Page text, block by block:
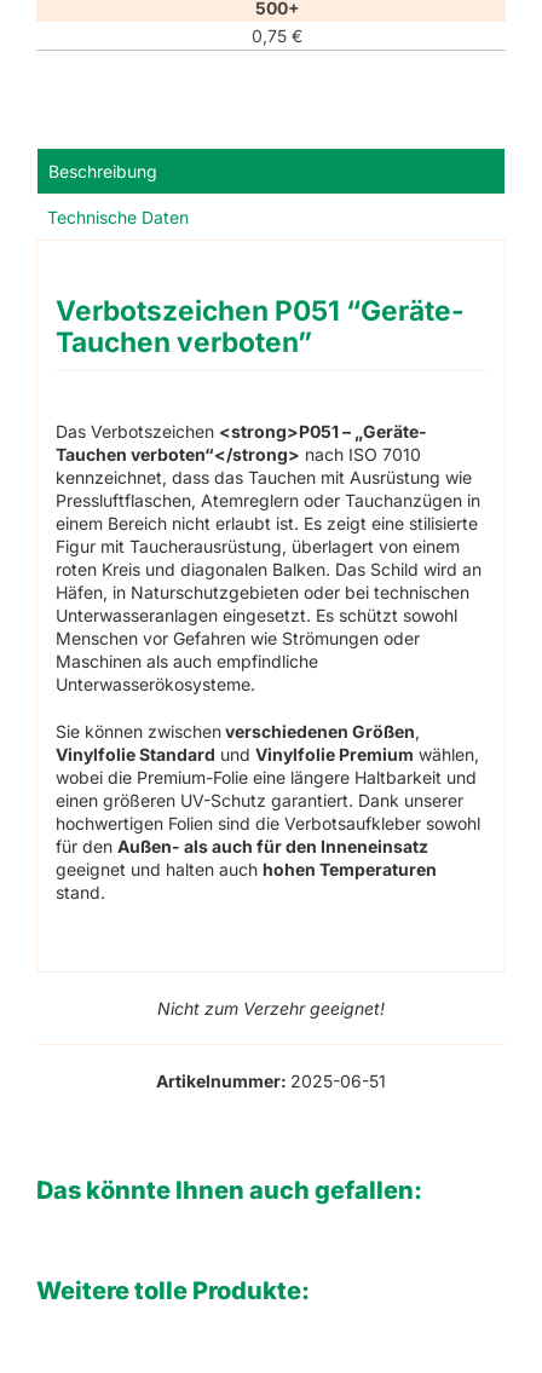
500+
0,75 €
Beschreibung
Technische Daten
Verbotszeichen P051 “Geräte-
Tauchen verboten”
Das Verbotszeichen <strong>P051 – „Geräte-
Tauchen verboten“</strong> nach ISO 7010
kennzeichnet, dass das Tauchen mit Ausrüstung wie
Pressluftflaschen, Atemreglern oder Tauchanzügen in
einem Bereich nicht erlaubt ist. Es zeigt eine stilisierte
Figur mit Taucherausrüstung, überlagert von einem
roten Kreis und diagonalen Balken. Das Schild wird an
Häfen, in Naturschutzgebieten oder bei technischen
Unterwasseranlagen eingesetzt. Es schützt sowohl
Menschen vor Gefahren wie Strömungen oder
Maschinen als auch empfindliche
Unterwasserökosysteme.
Sie können zwischenverschiedenen Größen,
Vinylfolie Standard undVinylfolie Premium wählen,
wobei die Premium-Folie eine längere Haltbarkeit und
einen größeren UV-Schutz garantiert. Dank unserer
hochwertigen Folien sind die Verbotsaufkleber sowohl
für denAußen- als auch für den Inneneinsatz
geeignet und halten auch hohen Temperaturen
stand.
Nicht zum Verzehr geeignet!
Artikelnummer: 2025-06-51
Das könnte Ihnen auch gefallen:
Weitere tolle Produkte: